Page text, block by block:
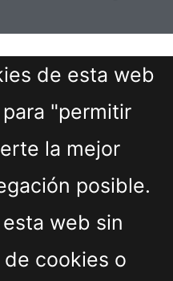
de esta web
"permitir
la mejor
posible.
web sin
cookies o